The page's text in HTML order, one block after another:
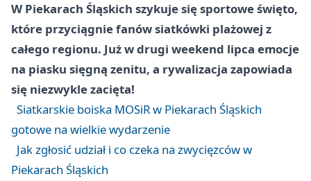
W Piekarach Śląskich szykuje się sportowe święto,
które przyciągnie fanów siatkówki plażowej z
całego regionu. Już w drugi weekend lipca emocje
na piasku sięgną zenitu, a rywalizacja zapowiada
się niezwykle zacięta!
Siatkarskie boiska MOSiR w Piekarach Śląskich
gotowe na wielkie wydarzenie
Jak zgłosić udział i co czeka na zwycięzców w
Piekarach Śląskich